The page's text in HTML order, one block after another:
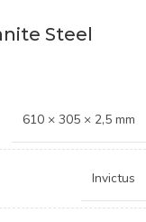
Steel
610 × 305 × 2,5 mm
Invictus